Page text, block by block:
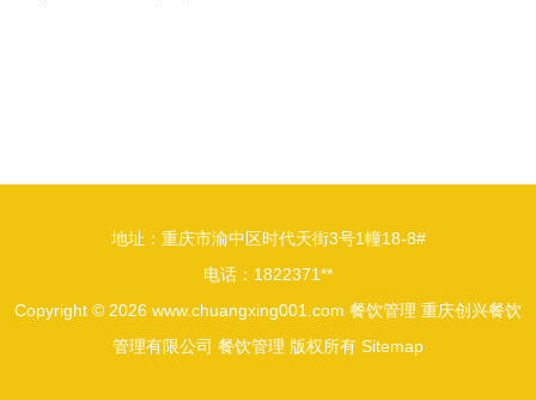
地址：重庆市渝中区时代天街3号1幢18-8#
电话：1822371**
Copyright © 2026 www.chuangxing001.com 餐饮管理 重庆创兴餐饮
管理有限公司 餐饮管理 版权所有 Sitemap